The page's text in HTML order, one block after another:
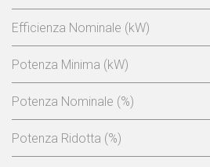
Efficienza Nominale (kW)
Potenza Minima (kW)
Potenza Nominale (%)
Potenza Ridotta (%)